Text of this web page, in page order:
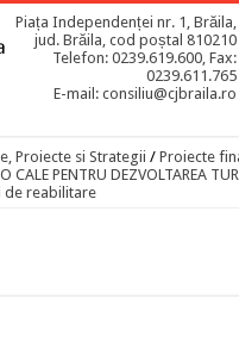
Piața Independenței nr. 1, Brăila,
jud. Brăila, cod poștal 810210
Telefon: 0239.619.600, Fax:
0239.611.765
E-mail: consiliu@cjbraila.ro
Proiecte si Strategii / Proiecte
PENTRU DEZVOLTAREA
de reabilitare